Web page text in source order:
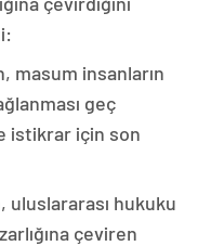
masum insanların
geç
istikrar için son
uluslararası hukuku
çeviren